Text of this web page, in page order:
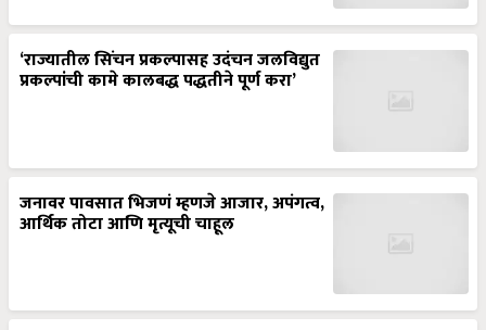
‘राज्यातील सिंचन प्रकल्पासह उदंचन जलविद्युत
प्रकल्पांची कामे कालबद्ध पद्धतीने पूर्ण करा’
जनावर पावसात भिजणं म्हणजे आजार, अपंगत्व,
आर्थिक तोटा आणि मृत्यूची चाहूल